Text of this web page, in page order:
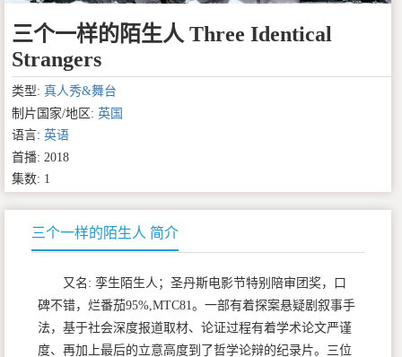
三个一样的陌生人 Three Identical
Strangers
类型: 真人秀&舞台
制片国家/地区: 英国
语言: 英语
首播: 2018
集数: 1
三个一样的陌生人 简介
又名: 孪生陌生人；圣丹斯电影节特别陪审团奖，口
碑不错，烂番茄95%,MTC81。一部有着探案悬疑剧叙事手
法，基于社会深度报道取材、论证过程有着学术论文严谨
度、再加上最后的立意高度到了哲学论辩的纪录片。三位